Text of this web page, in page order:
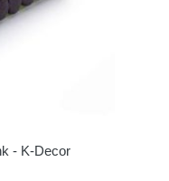
- K-Decor